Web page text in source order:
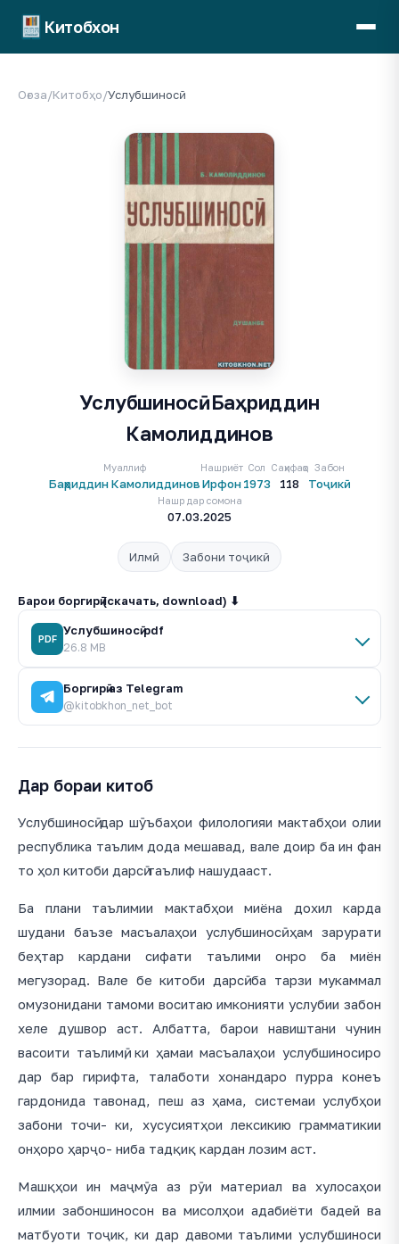
Китобхон
Оғоза/Китобҳо/Услубшиносӣ
Барои боргирӣ (скачать, download) ⬇
PDF
Услубшиносӣ.pdf
26.8 MB
Боргирӣ аз Telegram
@kitobkhon_net_bot
Услубшиносӣ. Баҳриддин
Камолиддинов
Муаллиф
Баҳриддин Камолиддинов
Нашриёт
Ирфон
Сол
1973
Саҳифаҳо
118
Забон
Тоҷикӣ
Нашр дар сомона
07.03.2025
Илмӣ Забони тоҷикӣ
Дар бораи китоб
Услубшиносӣ дар шӯъбаҳои филологияи мактабҳои олии
республика таълим дода мешавад, вале доир ба ин фан
то ҳол китоби дарсӣ таълиф нашудааст.
Ба плани таълимии мактабҳои миёна дохил карда
шудани баъзе масъалаҳои услубшиносӣ ҳам зарурати
беҳтар кардани сифати таълими онро ба миён
мегузорад. Вале бе китоби дарсӣ ба тарзи мукаммал
омузонидани тамоми воситаю имконияти услубии забон
хеле душвор аст. Албатта, барои навиштани чунин
васоити таълимӣ, ки ҳамаи масъалаҳои услубшиносиро
дар бар гирифта, талаботи хонандаро пурра конеъ
гардонида тавонад, пеш аз ҳама, системаи услубҳои
забони точи- ки, хусусиятҳои лексикию грамматикии
онҳоро ҳарҷо- ниба тадқиқ кардан лозим аст.
Машқҳои ин маҷмӯа аз рӯи материал ва хулосаҳои
илмии забоншиносон ва мисолҳои адабиёти бадей ва
матбуоти тоҷик, ки дар давоми таълими услубшиноси